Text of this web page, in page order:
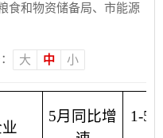
食和物资储备局、市能源
大 中 小
5月同比增
1-5